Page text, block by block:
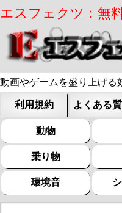
エスフェクツ：無
動画やゲームを盛り上げる
利用規約 よくある
動物
乗り物
環境音